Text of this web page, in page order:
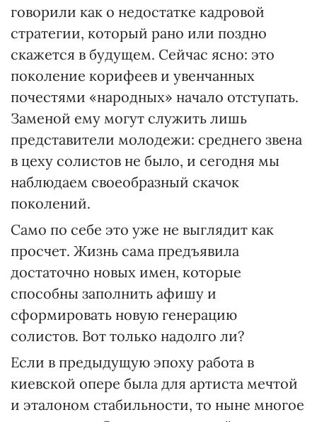
говорили как о недостатке кадровой
стратегии, который рано или поздно
скажется в будущем. Сейчас ясно: это
поколение корифеев и увенчанных
почестями «народных» начало отступать.
Заменой ему могут служить лишь
представители молодежи: среднего звена
в цеху солистов не было, и сегодня мы
наблюдаем своеобразный скачок
поколений.
Само по себе это уже не выглядит как
просчет. Жизнь сама предъявила
достаточно новых имен, которые
способны заполнить афишу и
сформировать новую генерацию
солистов. Вот только надолго ли?
Если в предыдущую эпоху работа в
киевской опере была для артиста мечтой
и эталоном стабильности, то ныне многое